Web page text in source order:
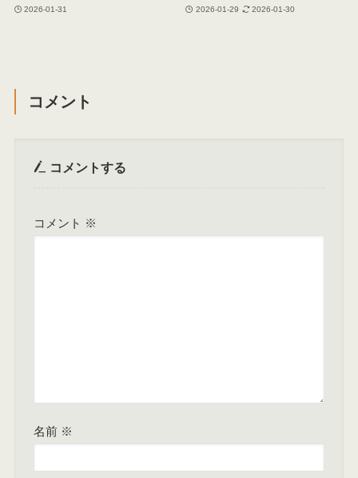
2026-01-31 2026-01-29 2026-01-30
コメント
コメントする
コメント ※
名前 ※